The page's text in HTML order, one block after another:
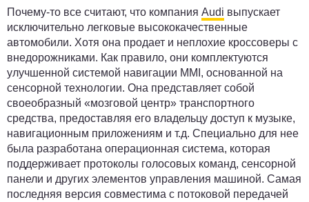
Почему-то все считают, что компания Audi выпускает
исключительно легковые высококачественные
автомобили. Хотя она продает и неплохие кроссоверы с
внедорожниками. Как правило, они комплектуются
улучшенной системой навигации MMI, основанной на
сенсорной технологии. Она представляет собой
своеобразный «мозговой центр» транспортного
средства, предоставляя его владельцу доступ к музыке,
навигационным приложениям и т.д. Специально для нее
была разработана операционная система, которая
поддерживает протоколы голосовых команд, сенсорной
панели и других элементов управления машиной. Самая
последняя версия совместима с потоковой передачей